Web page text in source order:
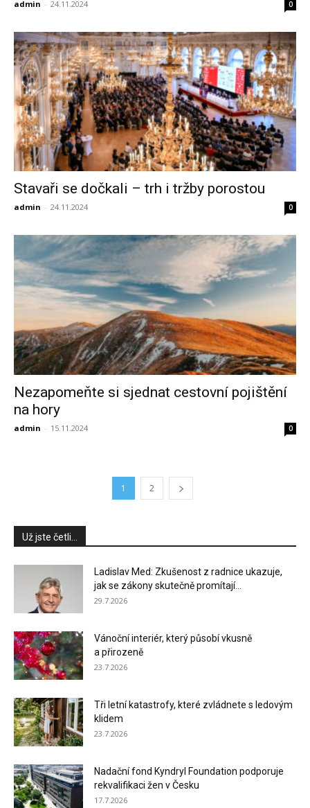
admin - 24.11.2024 0
Stavaři se dočkali – trh i tržby porostou
admin - 24.11.2024 0
Nezapomeňte si sjednat cestovní pojištění
na hory
admin - 15.11.2024 0
1 2
Už jste četli...
Ladislav Med: Zkušenost z radnice ukazuje,
jak se zákony skutečně promítají...
29.7.2026
Vánoční interiér, který působí vkusně
a přirozeně
23.7.2026
Tři letní katastrofy, které zvládnete s ledovým
klidem
23.7.2026
Nadační fond Kyndryl Foundation podporuje
rekvalifikaci žen v Česku
17.7.2026